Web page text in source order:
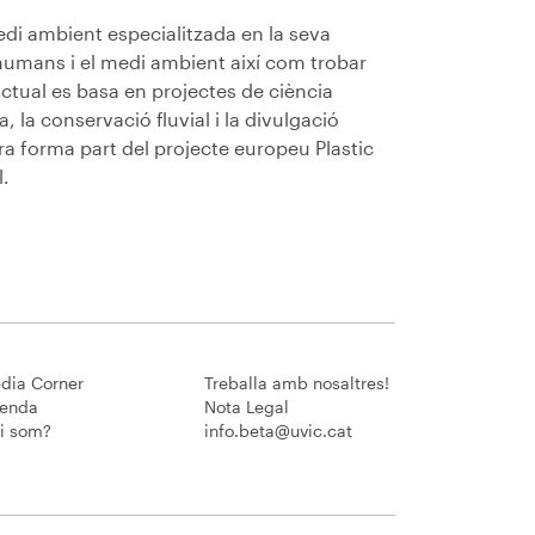
ambient especialitzada en la seva
i el medi ambient així com trobar
es basa en projectes de ciència
la conservació fluvial i la divulgació
forma part del projecte europeu Plastic
Corner
som?
Treballa amb nosaltres!
Nota Legal
info.beta@uvic.cat